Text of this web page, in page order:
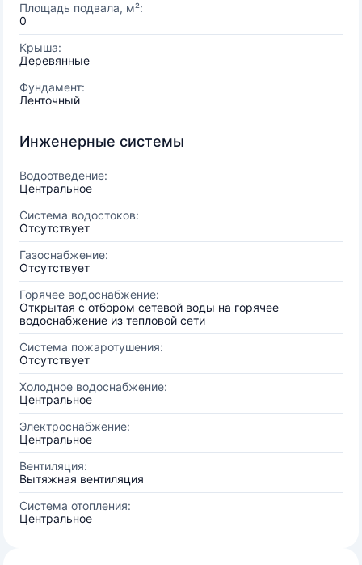
Площадь подвала, м²:
0
Крыша:
Деревянные
Фундамент:
Ленточный
Инженерные системы
Водоотведение:
Центральное
Система водостоков:
Отсутствует
Газоснабжение:
Отсутствует
Горячее водоснабжение:
Открытая с отбором сетевой воды на горячее
водоснабжение из тепловой сети
Система пожаротушения:
Отсутствует
Холодное водоснабжение:
Центральное
Электроснабжение:
Центральное
Вентиляция:
Вытяжная вентиляция
Система отопления:
Центральное